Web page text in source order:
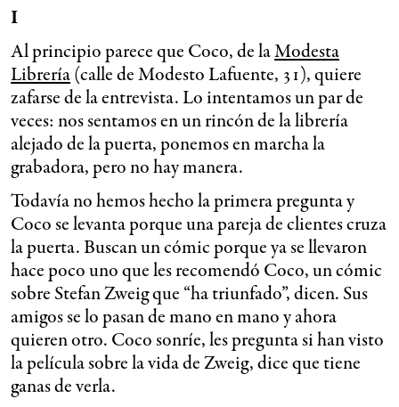
I
Al principio parece que Coco, de laModesta
Librería(calle de Modesto Lafuente, 31), quiere
zafarse de la entrevista. Lo intentamos un par de
veces: nos sentamos en un rincón de la librería
alejado de la puerta, ponemos en marcha la
grabadora, pero no hay manera.
Todavía no hemos hecho la primera pregunta y
Coco se levanta porque una pareja de clientes cruza
la puerta. Buscan un cómic porque ya se llevaron
hace poco uno que les recomendó Coco, un cómic
sobre Stefan Zweig que “ha triunfado”, dicen. Sus
amigos se lo pasan de mano en mano y ahora
quieren otro. Coco sonríe, les pregunta si han visto
la película sobre la vida de Zweig, dice que tiene
ganas de verla.